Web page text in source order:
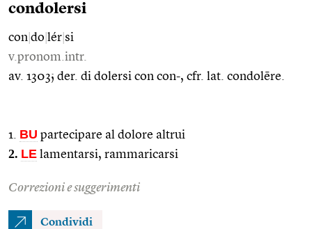
condolersi
con do lér si
v.pronom.intr.
av. 1303; der. di dolersi con con-, cfr. lat. condolēre.
1. BU partecipare al dolore altrui
2. LE lamentarsi, rammaricarsi
Correzioni e suggerimenti
Condividi